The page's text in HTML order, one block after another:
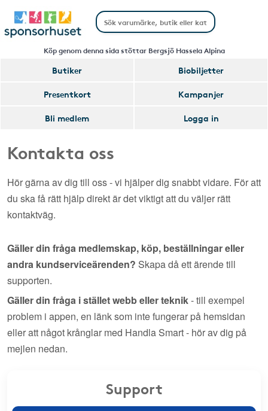
Köp genom denna sida stöttar Bergsjö Hassela Alpina
Butiker
Biobiljetter
Presentkort
Kampanjer
Bli medlem
Logga in
Kontakta oss
Hör gärna av dig till oss - vi hjälper dig snabbt vidare. För att
du ska få rätt hjälp direkt är det viktigt att du väljer rätt
kontaktväg.
Gäller din fråga medlemskap, köp, beställningar eller
andra kundserviceärenden? Skapa då ett ärende till
supporten.
Gäller din fråga i stället webb eller teknik- till exempel
problem i appen, en länk som inte fungerar på hemsidan
eller att något krånglar med Handla Smart - hör av dig på
mejlen nedan.
Support